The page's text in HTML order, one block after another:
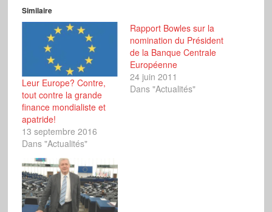
Similaire
Leur Europe? Contre,
tout contre la grande
finance mondialiste et
apatride!
13 septembre 2016
Dans "Actualités"
Rapport Bowles sur la
nomination du Président
de la Banque Centrale
Européenne
24 juin 2011
Dans "Actualités"